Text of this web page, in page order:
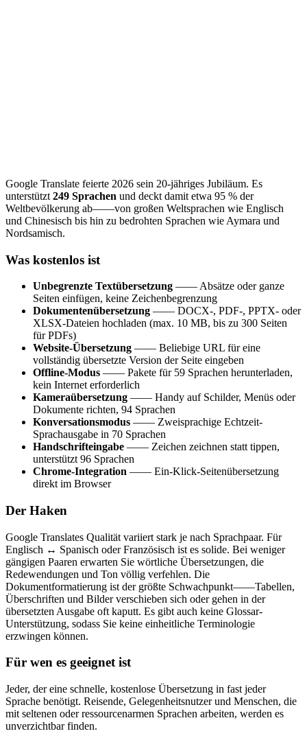
Google Translate feierte 2026 sein 20-jähriges Jubiläum. Es
unterstützt 249 Sprachen und deckt damit etwa 95 % der
Weltbevölkerung ab——von großen Weltsprachen wie Englisch
und Chinesisch bis hin zu bedrohten Sprachen wie Aymara und
Nordsamisch.
Was kostenlos ist
Unbegrenzte Textübersetzung —— Absätze oder ganze
Seiten einfügen, keine Zeichenbegrenzung
Dokumentenübersetzung —— DOCX-, PDF-, PPTX- oder
XLSX-Dateien hochladen (max. 10 MB, bis zu 300 Seiten
für PDFs)
Website-Übersetzung —— Beliebige URL für eine
vollständig übersetzte Version der Seite eingeben
Offline-Modus —— Pakete für 59 Sprachen herunterladen,
kein Internet erforderlich
Kameraübersetzung —— Handy auf Schilder, Menüs oder
Dokumente richten, 94 Sprachen
Konversationsmodus —— Zweisprachige Echtzeit-
Sprachausgabe in 70 Sprachen
Handschrifteingabe —— Zeichen zeichnen statt tippen,
unterstützt 96 Sprachen
Chrome-Integration —— Ein-Klick-Seitenübersetzung
direkt im Browser
Der Haken
Google Translates Qualität variiert stark je nach Sprachpaar. Für
Englisch ↔ Spanisch oder Französisch ist es solide. Bei weniger
gängigen Paaren erwarten Sie wörtliche Übersetzungen, die
Redewendungen und Ton völlig verfehlen. Die
Dokumentformatierung ist der größte Schwachpunkt——Tabellen,
Überschriften und Bilder verschieben sich oder gehen in der
übersetzten Ausgabe oft kaputt. Es gibt auch keine Glossar-
Unterstützung, sodass Sie keine einheitliche Terminologie
erzwingen können.
Für wen es geeignet ist
Jeder, der eine schnelle, kostenlose Übersetzung in fast jeder
Sprache benötigt. Reisende, Gelegenheitsnutzer und Menschen, die
mit seltenen oder ressourcenarmen Sprachen arbeiten, werden es
unverzichtbar finden.